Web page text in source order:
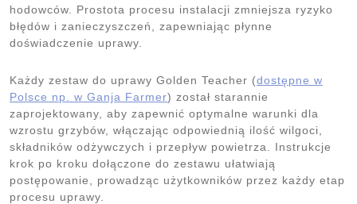
hodowców. Prostota procesu instalacji zmniejsza ryzyko
błędów i zanieczyszczeń, zapewniając płynne
doświadczenie uprawy.
Każdy zestaw do uprawy Golden Teacher (dostępne w
Polsce np. w Ganja Farmer) został starannie
zaprojektowany, aby zapewnić optymalne warunki dla
wzrostu grzybów, włączając odpowiednią ilość wilgoci,
składników odżywczych i przepływ powietrza. Instrukcje
krok po kroku dołączone do zestawu ułatwiają
postępowanie, prowadząc użytkowników przez każdy etap
procesu uprawy.